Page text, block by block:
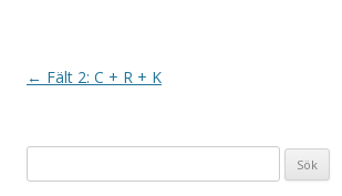
I← Fält 2: C + R + K
efter: